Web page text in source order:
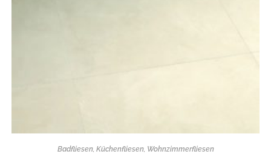
Badfliesen, Küchenfliesen, Wohnzimmerfliesen